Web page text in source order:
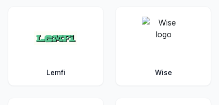
Lemfi Wise